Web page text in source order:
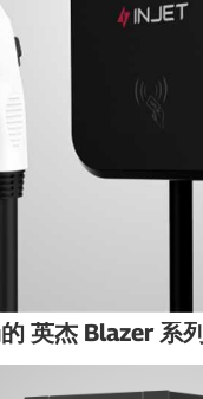
英杰 Blazer 系列